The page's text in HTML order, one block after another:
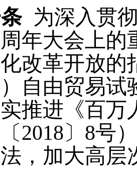
为深入贯
年大会上
改革开放的
）自由贸易
推进《百万
〔2018〕8号
，加大高层